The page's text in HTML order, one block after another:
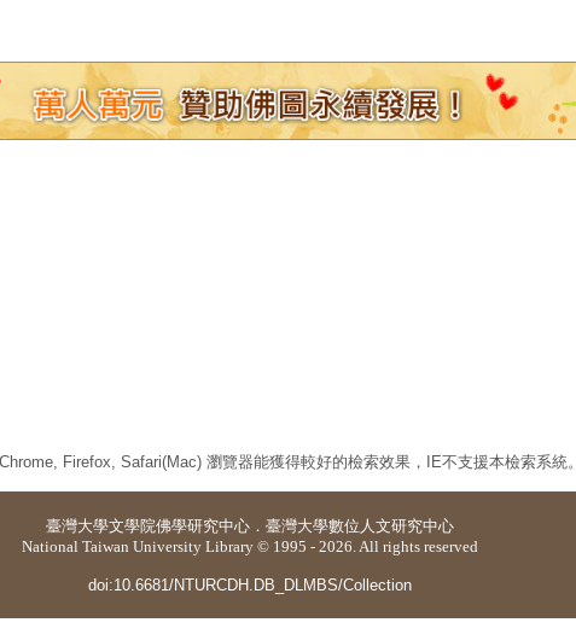
Firefox, Safari(Mac) 瀏覽器能獲得較好的檢索效果，IE不支援本檢索系統。
臺灣大學文學院佛學研究中心 ． 臺灣大學數位人文研究中心
National Taiwan University Library © 1995 - 2026. All rights reserved
doi:10.6681/NTURCDH.DB_DLMBS/Collection